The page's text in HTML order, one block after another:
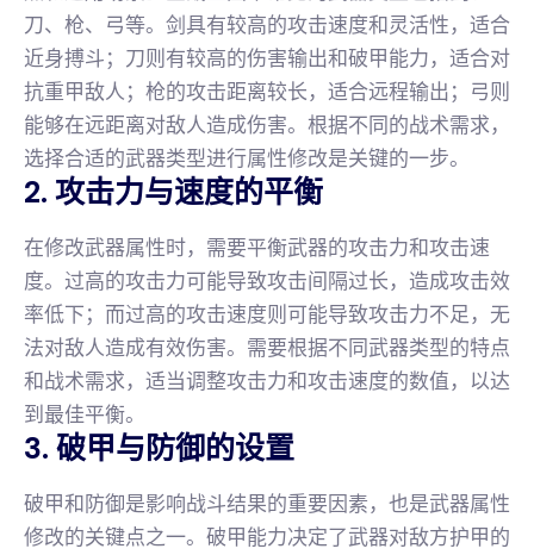
刀、枪、弓等。剑具有较高的攻击速度和灵活性，适合
近身搏斗；刀则有较高的伤害输出和破甲能力，适合对
抗重甲敌人；枪的攻击距离较长，适合远程输出；弓则
能够在远距离对敌人造成伤害。根据不同的战术需求，
选择合适的武器类型进行属性修改是关键的一步。
2. 攻击力与速度的平衡
在修改武器属性时，需要平衡武器的攻击力和攻击速
度。过高的攻击力可能导致攻击间隔过长，造成攻击效
率低下；而过高的攻击速度则可能导致攻击力不足，无
法对敌人造成有效伤害。需要根据不同武器类型的特点
和战术需求，适当调整攻击力和攻击速度的数值，以达
到最佳平衡。
3. 破甲与防御的设置
破甲和防御是影响战斗结果的重要因素，也是武器属性
修改的关键点之一。破甲能力决定了武器对敌方护甲的